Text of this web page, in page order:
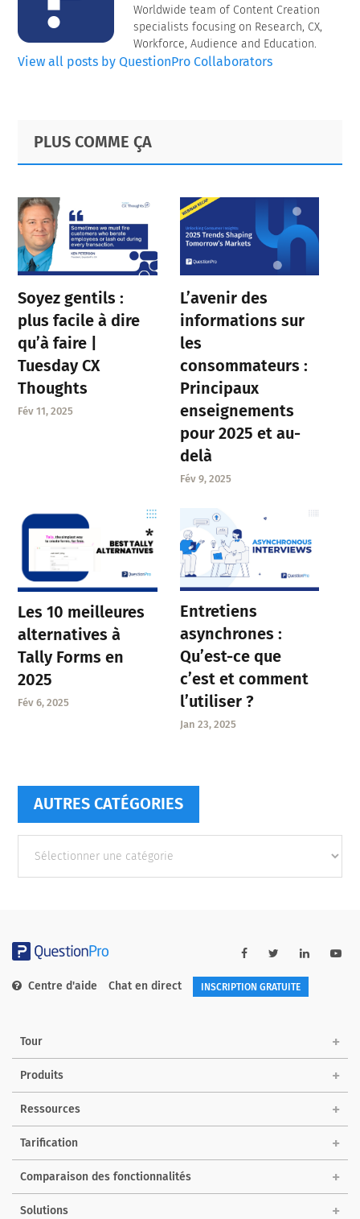
Worldwide team of Content Creation
specialists focusing on Research, CX,
Workforce, Audience and Education.
View all posts by QuestionPro Collaborators
Primary
Sidebar
Footer
PLUS COMME ÇA
Soyez gentils :
plus facile à dire
qu’à faire |
Tuesday CX
Thoughts
Fév 11, 2025
L’avenir des
informations sur
les
consommateurs :
Principaux
enseignements
pour 2025 et au-
delà
Fév 9, 2025
Les 10 meilleures
alternatives à
Tally Forms en
2025
Fév 6, 2025
Entretiens
asynchrones :
Qu’est-ce que
c’est et comment
l’utiliser ?
Jan 23, 2025
AUTRES CATÉGORIES
catégories
Centre d'aide Chat en direct INSCRIPTION GRATUITE
Tour
Produits
Ressources
Tarification
Comparaison des fonctionnalités
Solutions